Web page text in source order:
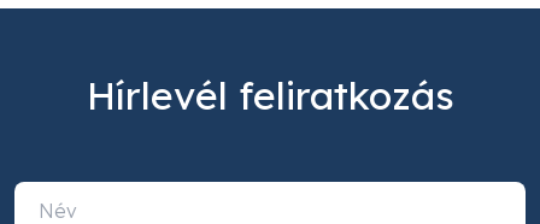
Hírlevél feliratkozás